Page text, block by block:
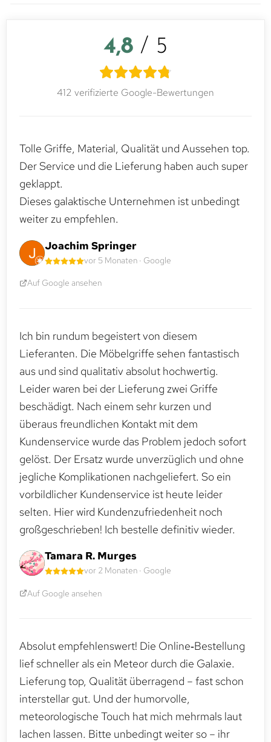
4,8 / 5
412 verifizierte Google-Bewertungen
Tolle Griffe, Material, Qualität und Aussehen top.
Der Service und die Lieferung haben auch super
geklappt.
Dieses galaktische Unternehmen ist unbedingt
weiter zu empfehlen.
Joachim Springer
vor 5 Monaten · Google
Auf Google ansehen
Ich bin rundum begeistert von diesem
Lieferanten. Die Möbelgriffe sehen fantastisch
aus und sind qualitativ absolut hochwertig.
Leider waren bei der Lieferung zwei Griffe
beschädigt. Nach einem sehr kurzen und
überaus freundlichen Kontakt mit dem
Kundenservice wurde das Problem jedoch sofort
gelöst. Der Ersatz wurde unverzüglich und ohne
jegliche Komplikationen nachgeliefert. So ein
vorbildlicher Kundenservice ist heute leider
selten. Hier wird Kundenzufriedenheit noch
großgeschrieben! Ich bestelle definitiv wieder.
Tamara R. Murges
vor 2 Monaten · Google
Auf Google ansehen
Absolut empfehlenswert! Die Online‑Bestellung
lief schneller als ein Meteor durch die Galaxie.
Lieferung top, Qualität überragend – fast schon
interstellar gut. Und der humorvolle,
meteorologische Touch hat mich mehrmals laut
lachen lassen. Bitte unbedingt weiter so – ihr